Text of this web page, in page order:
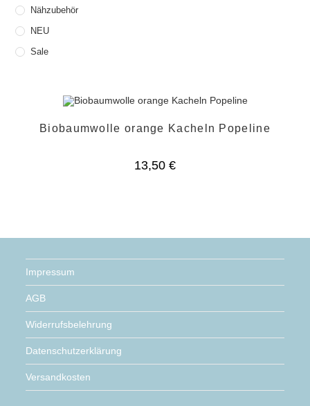
Nähzubehör
NEU
Sale
Biobaumwolle orange Kacheln Popeline
13,50 €
Impressum
AGB
Widerrufsbelehrung
Datenschutzerklärung
Versandkosten